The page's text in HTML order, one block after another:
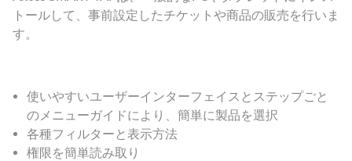
トールして、事前設定したチケットや商品の販売を行いま
す。
使いやすいユーザーインターフェイスとステップごと
のメニューガイドにより、簡単に製品を選択
各種フィルターと表示方法
権限を簡単読み取り